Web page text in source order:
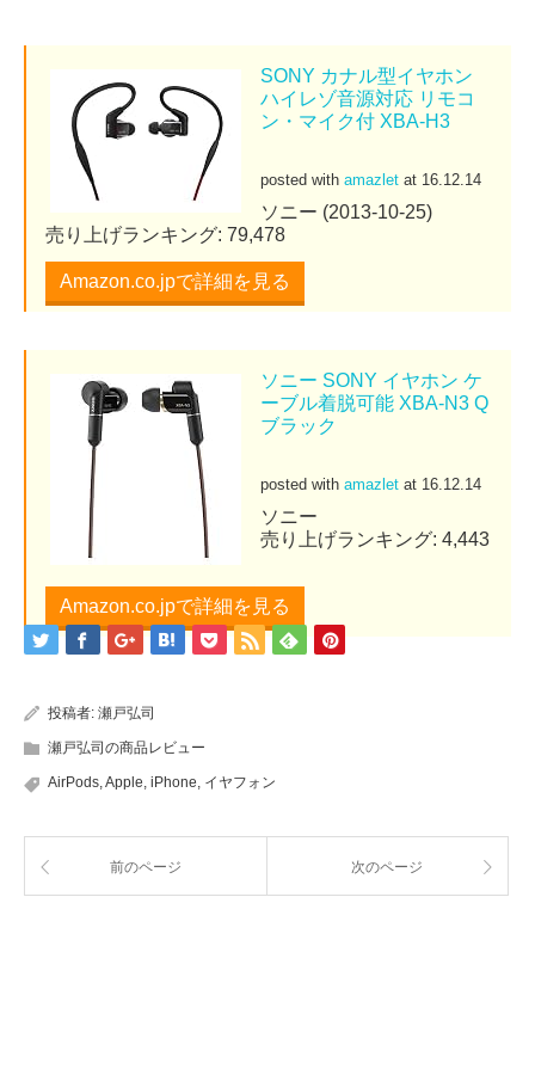
SONY カナル型イヤホン
ハイレゾ音源対応 リモコ
ン・マイク付 XBA-H3
posted with amazlet at 16.12.14
ソニー (2013-10-25)
売り上げランキング: 79,478
Amazon.co.jpで詳細を見る
ソニー SONY イヤホン ケ
ーブル着脱可能 XBA-N3 Q
ブラック
posted with amazlet at 16.12.14
ソニー
売り上げランキング: 4,443
Amazon.co.jpで詳細を見る
投稿者: 瀬戸弘司
瀬戸弘司の商品レビュー
AirPods,Apple, iPhone, イヤフォン
前のページ 次のページ